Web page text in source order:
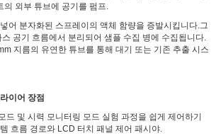
의 외부 튜브에 공기를 펌프.
어 분자화된 스프레이의 액체 함량을 증발시킵니다.그
공기 흐름에서 분리되어 샘플 수집 병에 수집됩니다.
지름의 유연한 튜브를 통해 대기 또는 기존 추출 시스
이어 장점
드 및 시력 모니터링 모드 실험 과정을 쉽게 제어하기
흐름 경로와 LCD 터치 패널 제어 패시야.